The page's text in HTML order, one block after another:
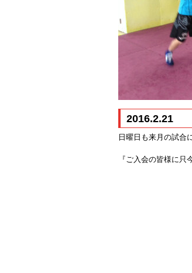
2016.2.21
日曜日も来月の試合
『ご入会の皆様に只